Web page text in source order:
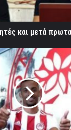
και μετά